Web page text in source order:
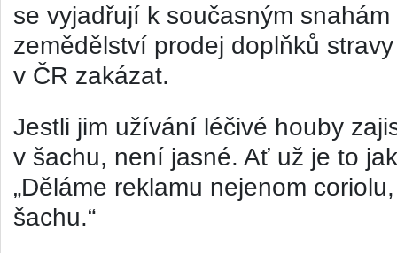
se vyjadřují k současným
zemědělství prodej doplňků
v ČR zakázat.
Jestli jim užívání léčivé houby
v šachu, není jasné. Ať už je to
„Děláme reklamu nejenom
šachu.“